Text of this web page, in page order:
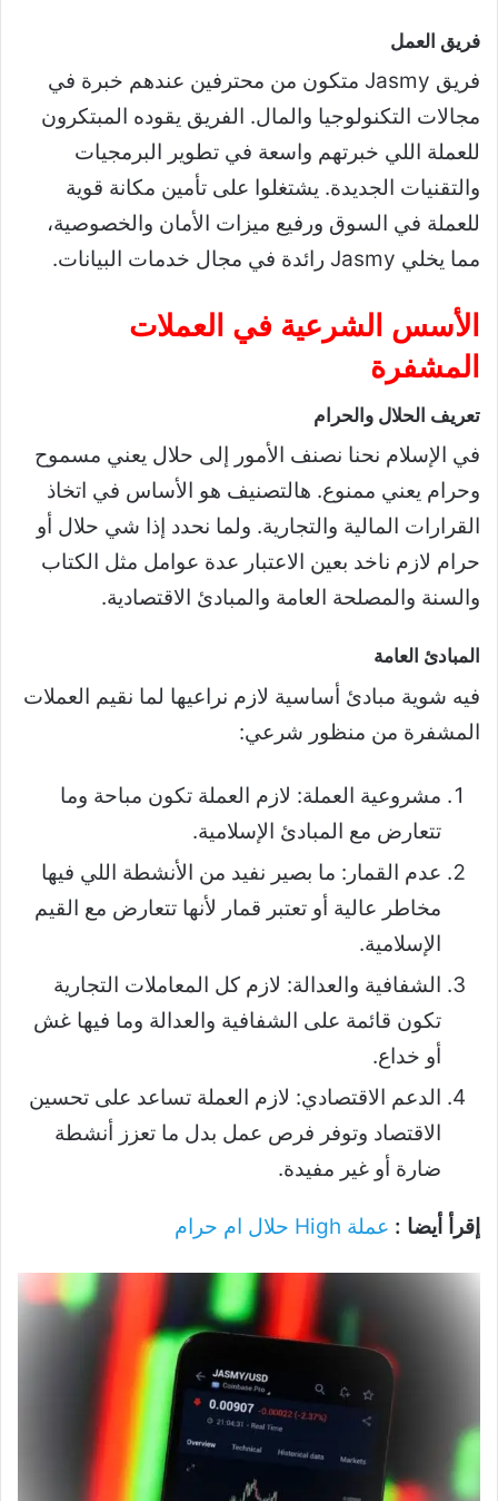
فريق العمل
فريق Jasmy متكون من محترفين عندهم خبرة في
مجالات التكنولوجيا والمال. الفريق يقوده المبتكرون
للعملة اللي خبرتهم واسعة في تطوير البرمجيات
والتقنيات الجديدة. يشتغلوا على تأمين مكانة قوية
للعملة في السوق ورفيع ميزات الأمان والخصوصية،
مما يخلي Jasmy رائدة في مجال خدمات البيانات.
الأسس الشرعية في العملات
المشفرة
تعريف الحلال والحرام
في الإسلام نحنا نصنف الأمور إلى حلال يعني مسموح
وحرام يعني ممنوع. هالتصنيف هو الأساس في اتخاذ
القرارات المالية والتجارية. ولما نحدد إذا شي حلال أو
حرام لازم ناخد بعين الاعتبار عدة عوامل مثل الكتاب
والسنة والمصلحة العامة والمبادئ الاقتصادية.
المبادئ العامة
فيه شوية مبادئ أساسية لازم نراعيها لما نقيم العملات
المشفرة من منظور شرعي:
مشروعية العملة: لازم العملة تكون مباحة وما
تتعارض مع المبادئ الإسلامية.
عدم القمار: ما بصير نفيد من الأنشطة اللي فيها
مخاطر عالية أو تعتبر قمار لأنها تتعارض مع القيم
الإسلامية.
الشفافية والعدالة: لازم كل المعاملات التجارية
تكون قائمة على الشفافية والعدالة وما فيها غش
أو خداع.
الدعم الاقتصادي: لازم العملة تساعد على تحسين
الاقتصاد وتوفر فرص عمل بدل ما تعزز أنشطة
ضارة أو غير مفيدة.
إقرأ أيضا : عملة High حلال ام حرام